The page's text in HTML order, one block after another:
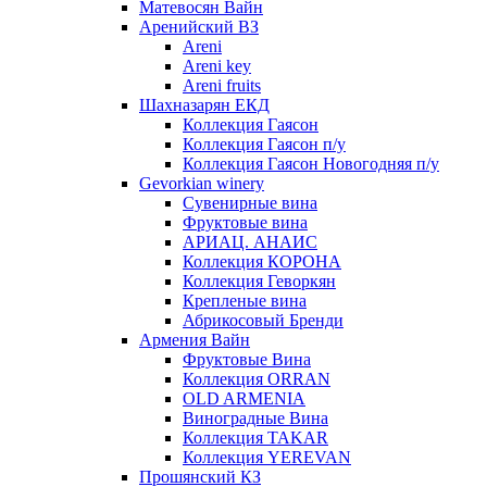
Матевосян Вайн
Аренийский ВЗ
Areni
Areni key
Areni fruits
Шахназарян ЕКД
Коллекция Гаясон
Коллекция Гаясон п/у
Коллекция Гаясон Новогодняя п/у
Gevorkian winery
Сувенирные вина
Фруктовые вина
АРИАЦ. АНАИС
Коллекция КОРОНА
Коллекция Геворкян
Крепленые вина
Абрикосовый Бренди
Армения Вайн
Фруктовые Вина
Коллекция ORRAN
OLD ARMENIA
Виноградные Вина
Коллекция TAKAR
Коллекция YEREVAN
Прошянский КЗ